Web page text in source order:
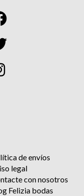
de envíos
legal
con nosotros
Felizia bodas